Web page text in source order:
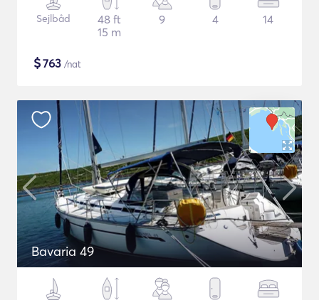
Sejlbåd
48 ft
15 m
9 4 14
$763 /nat
Bavaria 49